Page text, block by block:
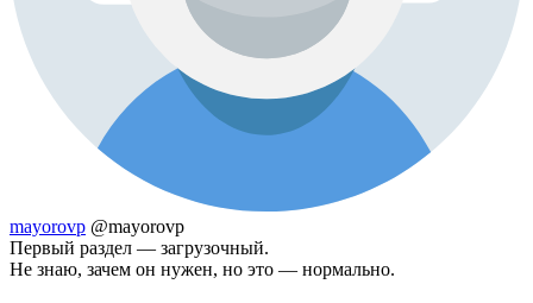
mayorovp @mayorovp
Первый раздел — загрузочный.
Не знаю, зачем он нужен, но это — нормально.